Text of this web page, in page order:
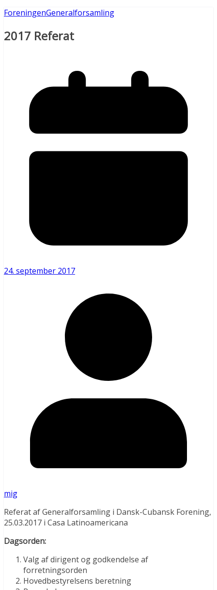
ForeningenGeneralforsamling
2017 Referat
24. september 2017
mig
Referat af Generalforsamling i Dansk-Cubansk Forening,
25.03.2017 i Casa Latinoamericana
Dagsorden:
Valg af dirigent og godkendelse af
forretningsorden
Hovedbestyrelsens beretning